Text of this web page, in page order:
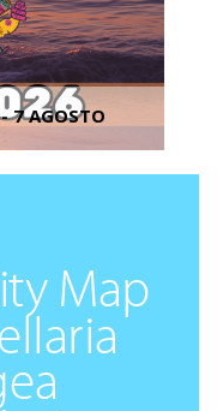
7 AGOSTO